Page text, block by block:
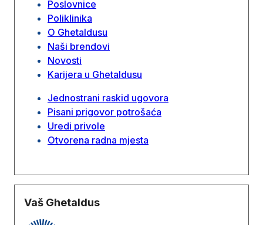
Poslovnice
Poliklinika
O Ghetaldusu
Naši brendovi
Novosti
Karijera u Ghetaldusu
Jednostrani raskid ugovora
Pisani prigovor potrošaća
Uredi privole
Otvorena radna mjesta
Vaš Ghetaldus